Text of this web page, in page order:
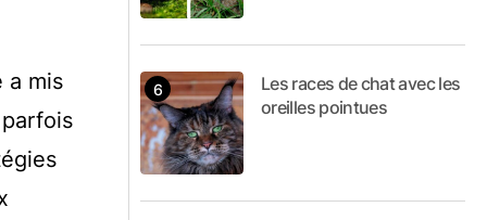
a mis
Les races de chat avec les
oreilles pointues